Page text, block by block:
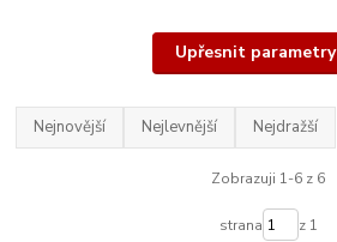
Upřesnit parametry
Nejnovější Nejlevnější Nejdražší
Zobrazuji 1-6 z 6
strana z 1